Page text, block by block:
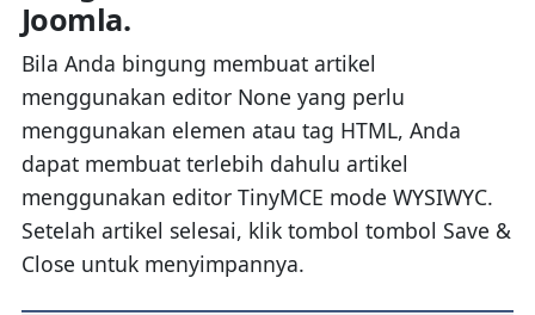
Joomla.
Bila Anda bingung membuat artikel
menggunakan editor None yang perlu
menggunakan elemen atau tag HTML, Anda
dapat membuat terlebih dahulu artikel
menggunakan editor TinyMCE mode WYSIWYC.
Setelah artikel selesai, klik tombol tombol Save &
Close untuk menyimpannya.